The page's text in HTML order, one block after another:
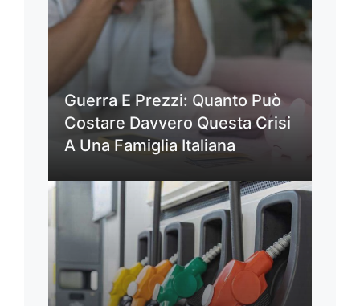
Guerra E Prezzi: Quanto Può
Costare Davvero Questa Crisi
A Una Famiglia Italiana